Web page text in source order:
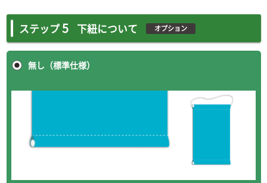
ステップ5 下紐について オプション
無し（標準仕様）